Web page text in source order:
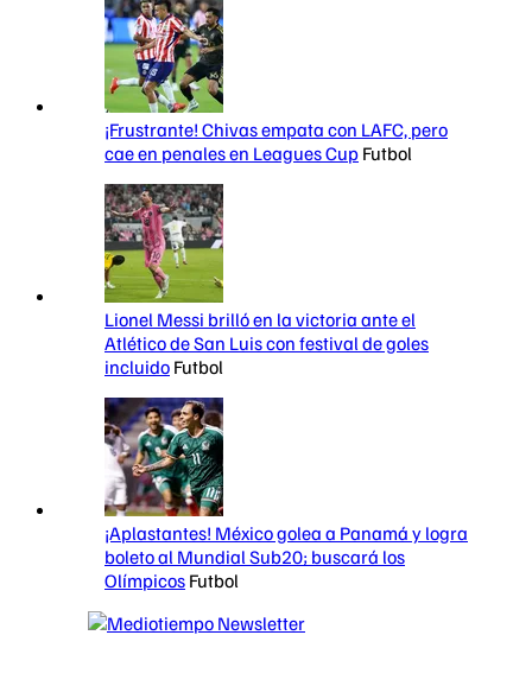
¡Frustrante! Chivas empata con LAFC, pero
cae en penales en Leagues Cup Futbol
Lionel Messi brilló en la victoria ante el
Atlético de San Luis con festival de goles
incluido Futbol
¡Aplastantes! México golea a Panamá y logra
boleto al Mundial Sub20; buscará los
Olímpicos Futbol